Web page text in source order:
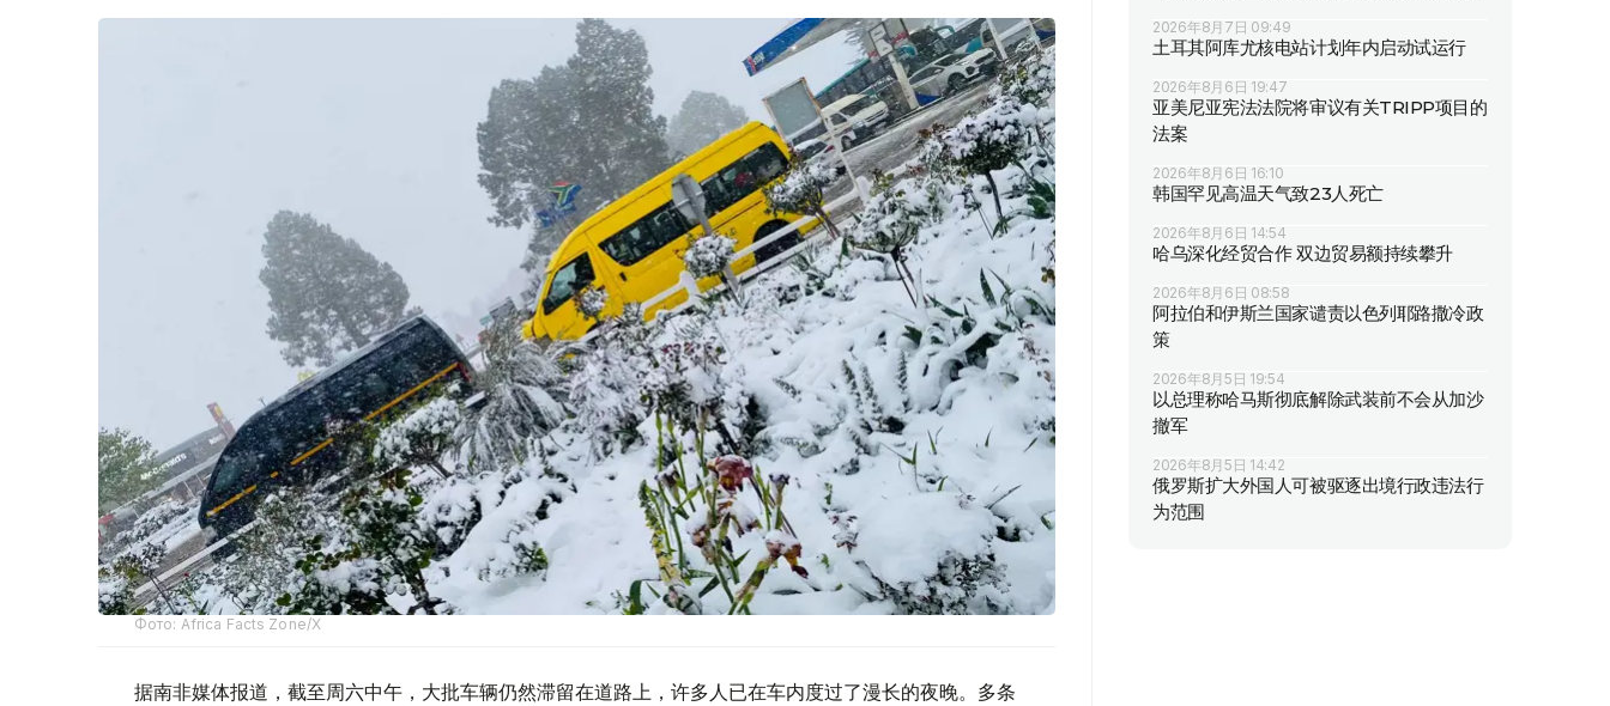
Фото: Africa Facts Zone/Х
据南非媒体报道，截至周六中午，大批车辆仍然滞留在道路上，许多人已在车内度过了漫长的夜晚。多条
2026年8月7日 09:49
土耳其阿库尤核电站计划年内启动试运行
2026年8月6日 19:47
亚美尼亚宪法法院将审议有关TRIPP项目的
法案
2026年8月6日 16:10
韩国罕见高温天气致23人死亡
2026年8月6日 14:54
哈乌深化经贸合作 双边贸易额持续攀升
2026年8月6日 08:58
阿拉伯和伊斯兰国家谴责以色列耶路撒冷政
策
2026年8月5日 19:54
以总理称哈马斯彻底解除武装前不会从加沙
撤军
2026年8月5日 14:42
俄罗斯扩大外国人可被驱逐出境行政违法行
为范围